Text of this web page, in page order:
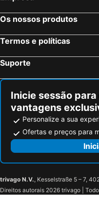
VIP Grand Lisboa Hotel &
Exe Saldanha
VIP Executive Santa Iria
Hotel Alvorada
Flag Hotel Lisboa Sintra
Turim Europa Hotel
Sleep Shop Carnaxide
Beguest Lisbon Plaza
Altis Belém Hotel & Spa
Os nossos produtos
Termos e políticas
Suporte
Inicie sessão
vantagens
Personalize a sua
Ofertas e preços para
trivago N.V., Kesselstraße 5 – 7,
Direitos autorais 2026 trivago |